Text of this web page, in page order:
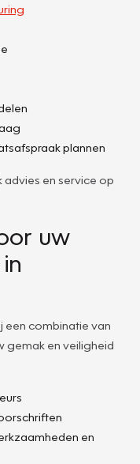
plannen
advies en service op
uw
een combinatie van
gemak en veiligheid
en